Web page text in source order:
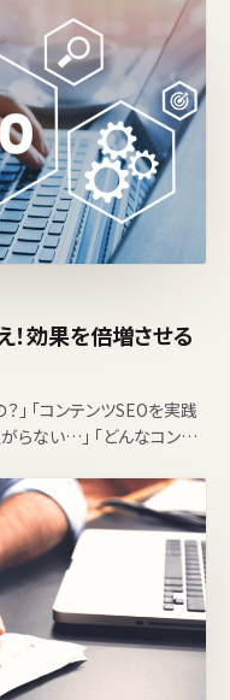
！効果を倍増させる
」 「コンテンツSEOを実践
らない…」 「どんなコンテ